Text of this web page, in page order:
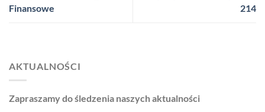
Finansowe
214
AKTUALNOŚCI
Zapraszamy do śledzenia naszych aktualności